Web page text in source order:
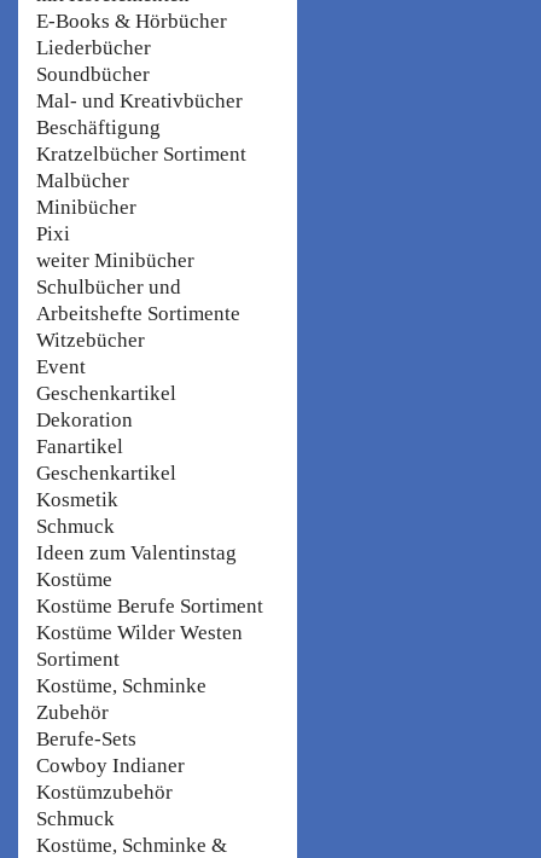
E-Books & Hörbücher
Liederbücher
Soundbücher
Mal- und Kreativbücher
Beschäftigung
Kratzelbücher Sortiment
Malbücher
Minibücher
Pixi
weiter Minibücher
Schulbücher und
Arbeitshefte Sortimente
Witzebücher
Event
Geschenkartikel
Dekoration
Fanartikel
Geschenkartikel
Kosmetik
Schmuck
Ideen zum Valentinstag
Kostüme
Kostüme Berufe Sortiment
Kostüme Wilder Westen
Sortiment
Kostüme, Schminke
Zubehör
Berufe-Sets
Cowboy Indianer
Kostümzubehör
Schmuck
Kostüme, Schminke &